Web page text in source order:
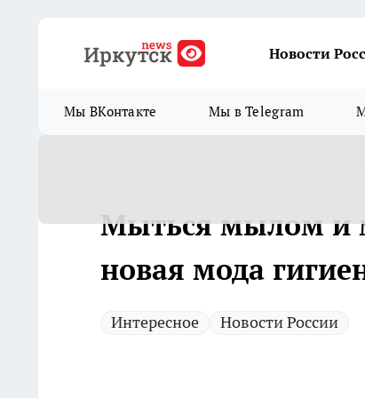
Новости
Мы ВКонтакте Мы в Telegram
Мыться мылом и
новая мода
Интересное Новости России